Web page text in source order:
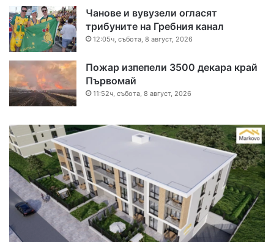
Чанове и вувузели огласят
трибуните на Гребния канал
12:05ч, събота, 8 август, 2026
Пожар изпепели 3500 декара край
Първомай
11:52ч, събота, 8 август, 2026